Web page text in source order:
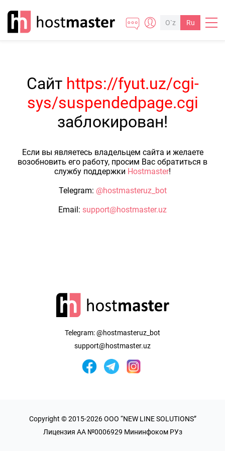
O`z Ru
Сайт https://fyut.uz/cgi-
sys/suspendedpage.cgi
заблокирован!
Если вы являетесь владельцем сайта и желаете
возобновить его работу, просим Вас обратиться в
службу поддержки Hostmaster!
Telegram: @hostmasteruz_bot
Email: support@hostmaster.uz
Telegram:@hostmasteruz_bot
support@hostmaster.uz
Copyright © 2015-2026 OOO “NEW LINE SOLUTIONS”
Лицензия AA №0006929 Мининфоком РУз